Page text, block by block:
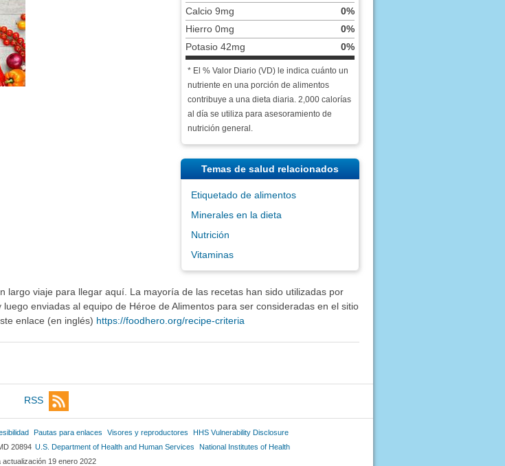
Calcio 9mg
0%
Hierro 0mg
0%
Potasio 42mg
0%
* El % Valor Diario (VD) le indica cuánto un
nutriente en una porción de alimentos
contribuye a una dieta diaria. 2,000 calorías
al día se utiliza para asesoramiento de
nutrición general.
Temas de salud relacionados
Etiquetado de alimentos
Minerales en la dieta
Nutrición
Vitaminas
largo viaje para llegar aquí. La mayoría de las recetas han sido utilizadas por
enviadas al equipo de Héroe de Alimentos para ser consideradas en el sitio
enlace (en inglés) https://foodhero.org/recipe-criteria
RSS
Pautas para enlaces Visores y reproductores
HHS Vulnerability Disclosure
20894 U.S. Department of Health and Human Services
National Institutes of Health
actualización 19 enero 2022